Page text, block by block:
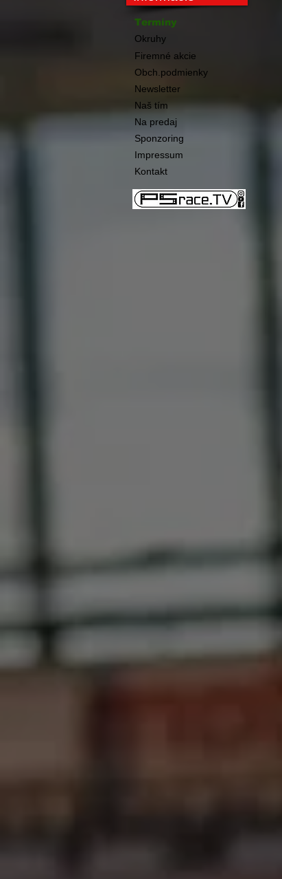
Termíny
Okruhy
Firemné akcie
Obch.podmienky
Newsletter
Naš tím
Na predaj
Sponzoring
Impressum
Kontakt